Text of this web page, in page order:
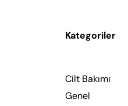
Kategoriler
Cilt Bakımı
Genel